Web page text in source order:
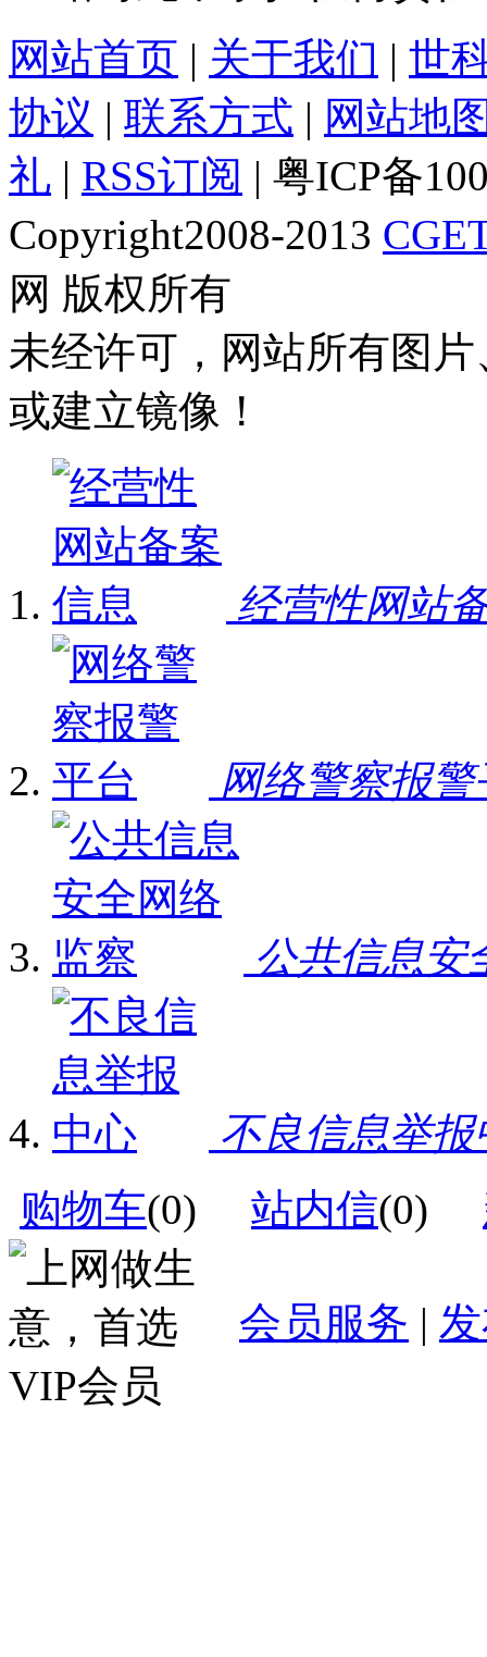
网站首页 | 关于我们 | 世
协议 | 联系方式 | 网站地
礼 | RSS订阅 | 粤ICP备
Copyright2008-2013
网 版权所有
未经许可，网站所有图
或建立镜像！
经营性网站
网络警察报警
公共信息安
不良信息举报
购物车(0) 站内信(0)
会员服务 |